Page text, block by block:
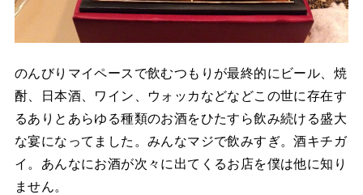
のんびりマイペースで飲むつもりが最終的にビール、焼
酎、日本酒、ワイン、ウォッカなどなどこの世に存在す
るありとあらゆる種類のお酒をひたすら飲み続ける盛大
な宴になってました。みんなマジで飲みすぎ。酒キチガ
イ。あんなにお酒が次々に出てくるお店を僕は他に知り
ません。